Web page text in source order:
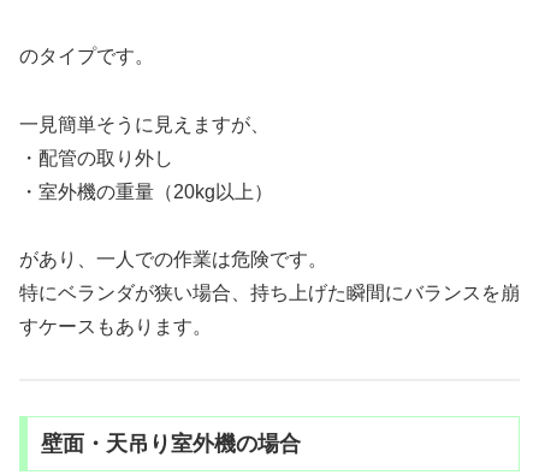
のタイプです。
一見簡単そうに見えますが、
・配管の取り外し
・室外機の重量（20kg以上）
があり、一人での作業は危険です。
特にベランダが狭い場合、持ち上げた瞬間にバランスを崩
すケースもあります。
壁面・天吊り室外機の場合